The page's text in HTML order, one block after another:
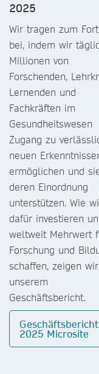
2025
Wir tragen zum
bei, indem wir
Millionen von
Forschenden,
Lernenden und
Fachkräften im
Gesundheitswesen
Zugang zu
neuen
ermöglichen und
deren Einordnung
unterstützen. Wie
dafür investieren
weltweit Mehrwert
Forschung und
schaffen, zeigen
unserem
Geschäftsbericht.
Geschäftsbericht
2025 Microsite